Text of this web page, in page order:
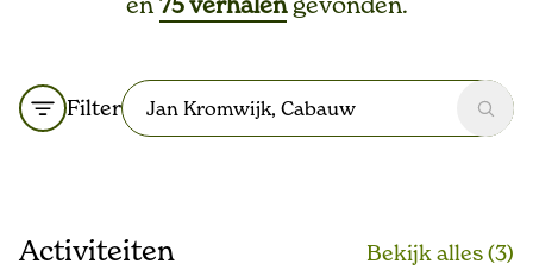
Filter
Activiteiten Bekijk alles(3)